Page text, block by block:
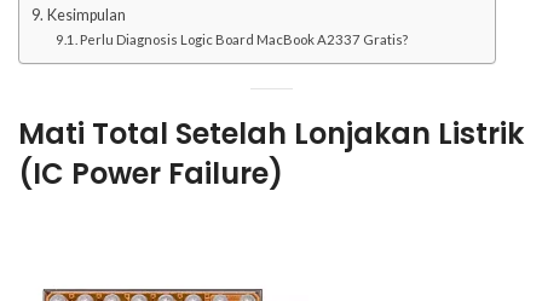
Kesimpulan
Perlu Diagnosis Logic Board MacBook A2337 Gratis?
Mati Total Setelah Lonjakan Listrik
(IC Power Failure)